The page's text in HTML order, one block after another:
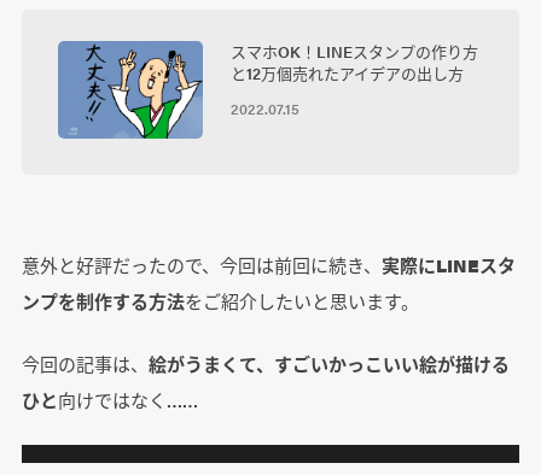
スマホOK！LINEスタンプの作り方
と12万個売れたアイデアの出し方
2022.07.15
意外と好評だったので、今回は前回に続き、 実際にLINEスタ
ンプを制作する方法をご紹介したいと思います。
今回の記事は、 絵がうまくて、すごいかっこいい絵が描ける
ひと向けではなく……